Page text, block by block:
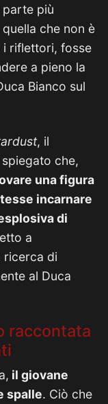
più
che non è
i riflettori, fosse
a pieno la
Bianco sul
, il
che,
una figura
incarnare
di
a
ricerca di
al Duca
raccontata
il giovane
spalle. Ciò che